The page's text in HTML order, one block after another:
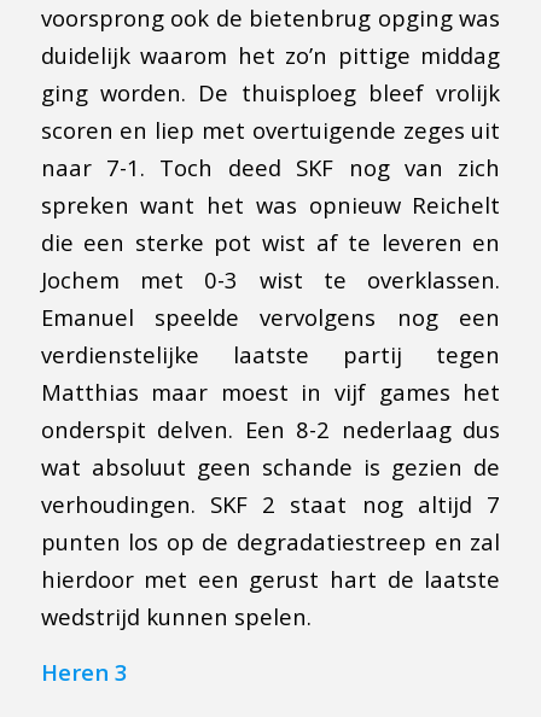
voorsprong ook de bietenbrug opging was
duidelijk waarom het zo’n pittige middag
ging worden. De thuisploeg bleef vrolijk
scoren en liep met overtuigende zeges uit
naar 7-1. Toch deed SKF nog van zich
spreken want het was opnieuw Reichelt
die een sterke pot wist af te leveren en
Jochem met 0-3 wist te overklassen.
Emanuel speelde vervolgens nog een
verdienstelijke laatste partij tegen
Matthias maar moest in vijf games het
onderspit delven. Een 8-2 nederlaag dus
wat absoluut geen schande is gezien de
verhoudingen. SKF 2 staat nog altijd 7
punten los op de degradatiestreep en zal
hierdoor met een gerust hart de laatste
wedstrijd kunnen spelen.
Heren 3